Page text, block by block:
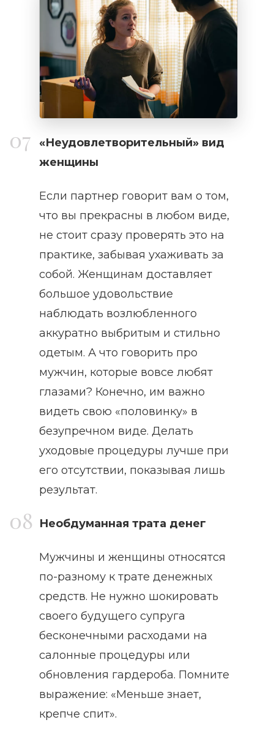
«Неудовлетворительный» вид
женщины
Если партнер говорит вам о том,
что вы прекрасны в любом виде,
не стоит сразу проверять это на
практике, забывая ухаживать за
собой. Женщинам доставляет
большое удовольствие
наблюдать возлюбленного
аккуратно выбритым и стильно
одетым. А что говорить про
мужчин, которые вовсе любят
глазами? Конечно, им важно
видеть свою «половинку» в
безупречном виде. Делать
уходовые процедуры лучше при
его отсутствии, показывая лишь
результат.
Необдуманная трата денег
Мужчины и женщины относятся
по-разному к трате денежных
средств. Не нужно шокировать
своего будущего супруга
бесконечными расходами на
салонные процедуры или
обновления гардероба. Помните
выражение: «Меньше знает,
крепче спит».